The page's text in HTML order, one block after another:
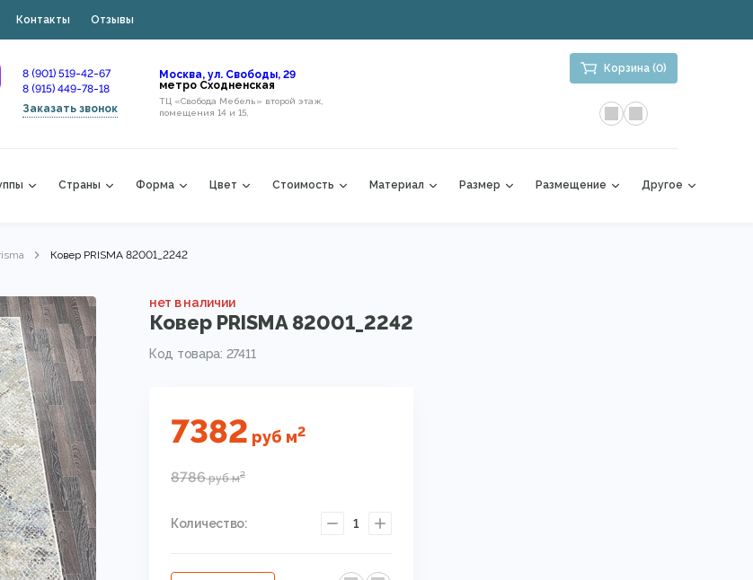
Контакты Отзывы
8 (901) 519-42-67
8 (915) 449-78-18
Заказать звонок
Москва, ул. Свободы, 29
метро Сходненская
ТЦ «Свобода Мебель» второй этаж,
помещения 14 и 15,
Корзина (0)
Страны Форма Цвет Стоимость Материал Размер Размещение Другое
Ковер PRISMA 82001_2242
нет в наличии
Ковер PRISMA 82001_2242
Код товара: 27411
7382 руб м2
8786рубм2
Количество: 1